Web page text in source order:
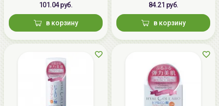
101.04 руб.
в корзину
84.21 руб.
в корзину